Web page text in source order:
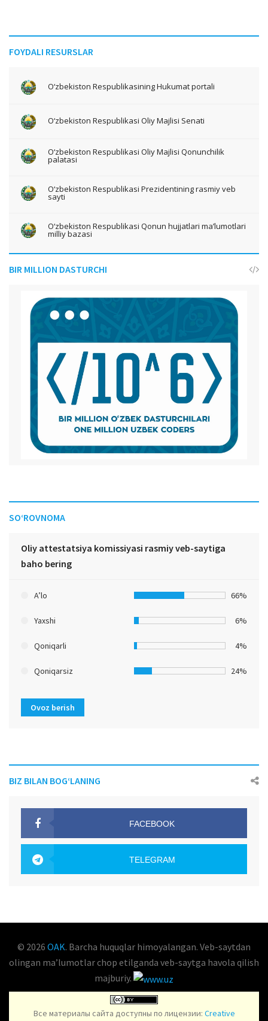
FOYDALI RESURSLAR
O‘zbekiston Respublikasining Hukumat portali
O‘zbekiston Respublikasi Oliy Majlisi Senati
O‘zbekiston Respublikasi Oliy Majlisi Qonunchilik
palatasi
O‘zbekiston Respublikasi Prezidentining rasmiy veb
sayti
O‘zbekiston Respublikasi Qonun hujjatlari ma’lumotlari
milliy bazasi
BIR MILLION DASTURCHI
SO‘ROVNOMA
Oliy attestatsiya komissiyasi rasmiy veb-saytiga
baho bering
A’lo 66%
Yaxshi 6%
Qoniqarli 4%
Qoniqarsiz 24%
Ovoz berish
BIZ BILAN BOG‘LANING
FACEBOOK
TELEGRAM
© 2026 OAK. Barcha huquqlar himoyalangan. Veb-saytdan
olingan maʼlumotlar chop etilganda veb-saytga havola qilish
majburiy.
Все материалы сайта доступны по лицензии: Creative